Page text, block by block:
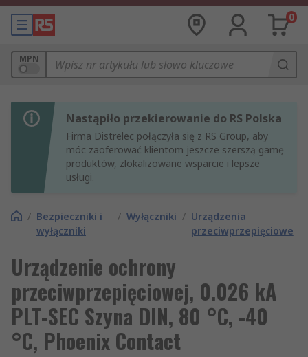
0
MPN
Nastąpiło przekierowanie do RS Polska
Firma Distrelec połączyła się z RS Group, aby
móc zaoferować klientom jeszcze szerszą gamę
produktów, zlokalizowane wsparcie i lepsze
usługi.
/ Bezpieczniki i
wyłączniki
/ Wyłączniki / Urządzenia
przeciwprzepięciowe
Urządzenie ochrony
przeciwprzepięciowej, 0.026 kA
PLT-SEC Szyna DIN, 80 °C, -40
°C, Phoenix Contact